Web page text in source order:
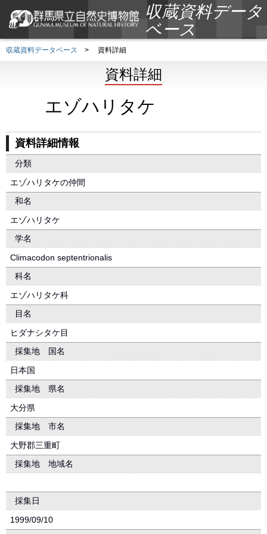
収蔵資料データ
ベース
収蔵資料データベース > 資料詳細
資料詳細
エゾハリタケ
資料詳細情報
分類
エゾハリタケの仲間
和名
エゾハリタケ
学名
Climacodon septentrionalis
科名
エゾハリタケ科
目名
ヒダナシタケ目
採集地 国名
日本国
採集地 県名
大分県
採集地 市名
大野郡三重町
採集地 地域名
採集日
1999/09/10